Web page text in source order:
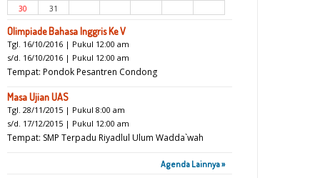
30 31
Olimpiade Bahasa Inggris Ke V
Tgl. 16/10/2016 | Pukul 12:00 am
s/d. 16/10/2016 | Pukul 12:00 am
Tempat: Pondok Pesantren Condong
Masa Ujian UAS
Tgl. 28/11/2015 | Pukul 8:00 am
s/d. 17/12/2015 | Pukul 12:00 am
Tempat: SMP Terpadu Riyadlul Ulum Wadda`wah
Agenda Lainnya »